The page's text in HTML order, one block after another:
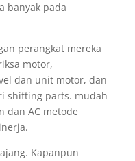
banyak pada
perangkat mereka
motor,
dan unit motor, dan
shifting parts. mudah
dan AC metode
Kapanpun